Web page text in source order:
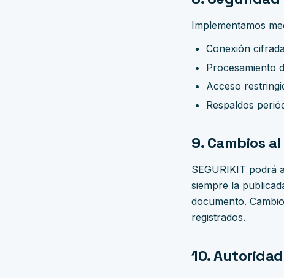
Implementamos
Conexión
Procesamiento
Acceso
Respaldos
9. Cambios
SEGURIKIT podrá
siempre la
documento.
registrados.
10.